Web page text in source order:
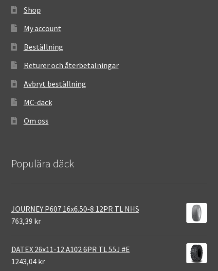
Shop
My account
Beställning
Returer och återbetalningar
Avbryt beställning
MC-däck
Om oss
Populära däck
JOURNEY P607 16x6.50-8 12PR TL NHS
763,39 kr
DATEX 26x11-12 A102 6PR TL 55J #E
1243,04 kr